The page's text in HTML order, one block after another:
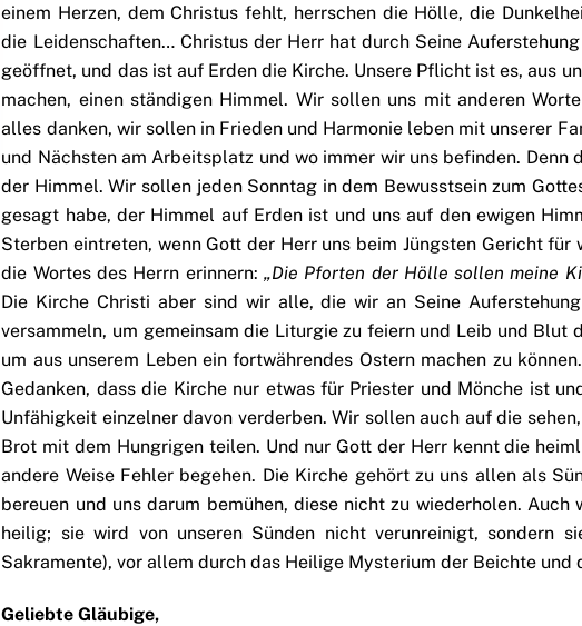
einem Herzen, dem Christus fehlt, herrschen die Hölle, die
die Leidenschaften… Christus der Herr hat durch Seine
geöffnet, und das ist auf Erden die Kirche. Unsere Pflicht ist es, aus
machen, einen ständigen Himmel. Wir sollen uns mit anderen
alles danken, wir sollen in Frieden und Harmonie leben mit unserer
und Nächsten am Arbeitsplatz und wo immer wir uns befinden.
der Himmel. Wir sollen jeden Sonntag in dem Bewusstsein zum
gesagt habe, der Himmel auf Erden ist und uns auf den ewigen
Sterben eintreten, wenn Gott der Herr uns beim Jüngsten Gericht
die Wortes des Herrn erinnern: „Die Pforten der Hölle sollen meine
Die Kirche Christi aber sind wir alle, die wir an Seine
versammeln, um gemeinsam die Liturgie zu feiern und Leib und Blut
um aus unserem Leben ein fortwährendes Ostern machen zu
Gedanken, dass die Kirche nur etwas für Priester und Mönche ist
Unfähigkeit einzelner davon verderben. Wir sollen auch auf die
Brot mit dem Hungrigen teilen. Und nur Gott der Herr kennt die
andere Weise Fehler begehen. Die Kirche gehört zu uns allen als
bereuen und uns darum bemühen, diese nicht zu wiederholen.
heilig; sie wird von unseren Sünden nicht verunreinigt, sondern
Sakramente), vor allem durch das Heilige Mysterium der Beichte und
Geliebte Gläubige,